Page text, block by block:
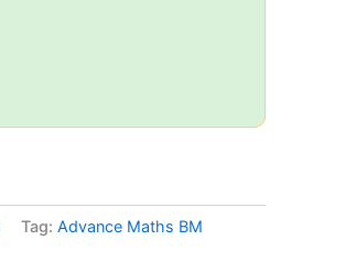
Tag: Advance Maths BM